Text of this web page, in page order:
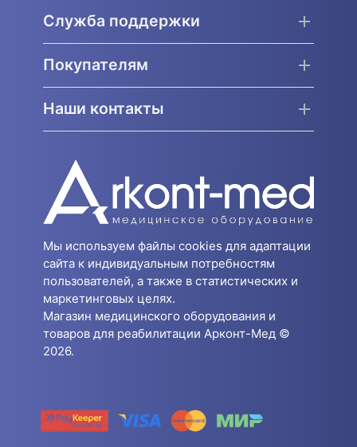
Служба поддержки
Покупателям
Наши контакты
Мы используем файлы cookies для адаптации
сайта к индивидуальным потребностям
пользователей, а также в статистических и
маркетинговых целях.
Магазин медицинского оборудования и
товаров для реабилитации Арконт-Мед ©
2026.